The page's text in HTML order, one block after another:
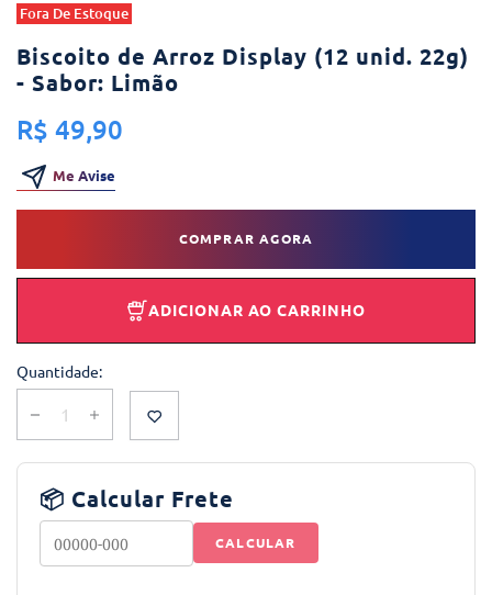
Fora De Estoque
Biscoito de Arroz Display (12 unid. 22g)
- Sabor: Limão
R$ 49,90
Me Avise
COMPRAR AGORA
ADICIONAR AO CARRINHO
Quantidade:
📦 Calcular Frete
CALCULAR